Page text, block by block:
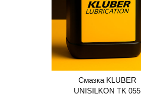
Смазка KLUBER
UNISILKON TK 055